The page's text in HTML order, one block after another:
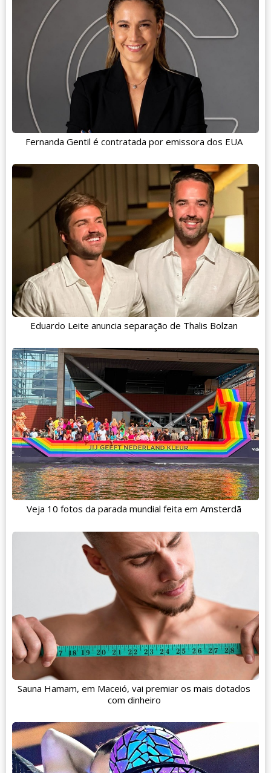
Fernanda Gentil é contratada por emissora dos EUA
Eduardo Leite anuncia separação de Thalis Bolzan
Veja 10 fotos da parada mundial feita em Amsterdã
Sauna Hamam, em Maceió, vai premiar os mais dotados
com dinheiro